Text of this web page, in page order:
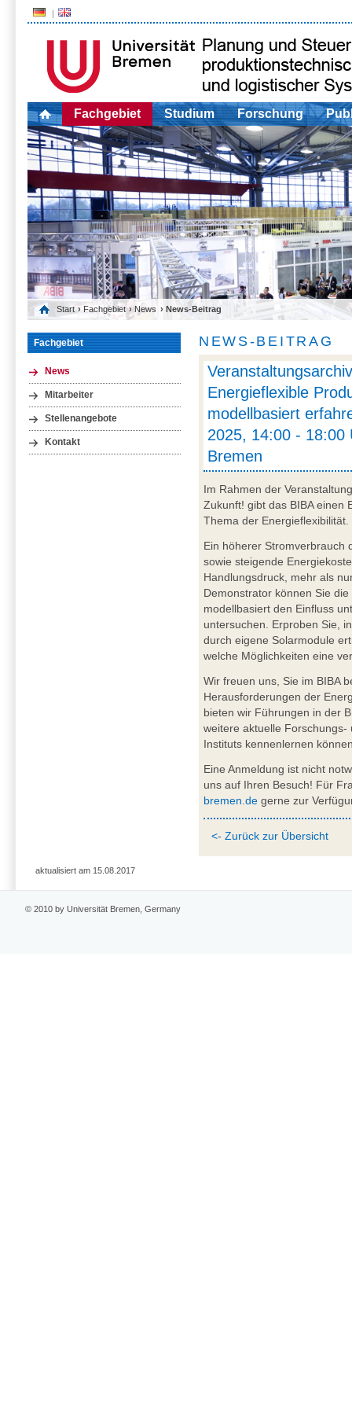
Fachgebiet Studium Forschung
Start › Fachgebiet › News › News-Beitrag
Fachgebiet
News
Mitarbeiter
Stellenangebote
Kontakt
NEWS-BEITRAG
Energieflexible
modellbasiert
2025, 14:00 - 18:00
Bremen
Im Rahmen der
Zukunft! gibt das BIBA einen
Thema der Energieflexibilität.
Ein höherer Stromverbrauch
sowie steigende
Handlungsdruck, mehr als
Demonstrator können Sie
modellbasiert den Einfluss
untersuchen. Erproben Sie,
durch eigene Solarmodule
welche Möglichkeiten eine
Wir freuen uns, Sie im BIBA
Herausforderungen der
bieten wir Führungen in der
weitere aktuelle
Instituts kennenlernen
Eine Anmeldung ist nicht
uns auf Ihren Besuch! Für
bremen.de gerne zur
<- Zurück zur Übersicht
aktualisiert am 15.08.2017
© 2010 by Universität Bremen, Germany